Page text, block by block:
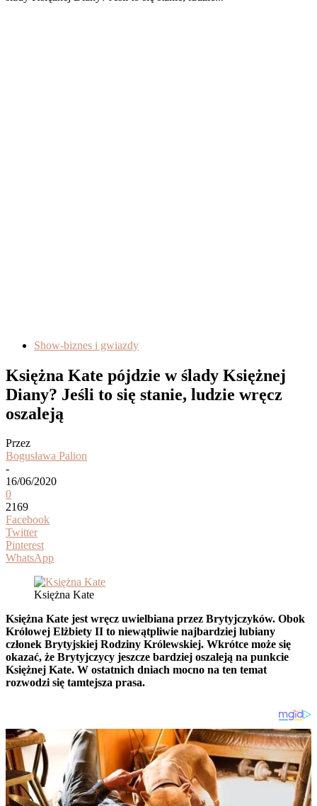
Show-biznes i gwiazdy
Księżna Kate pójdzie w ślady Księżnej
Diany? Jeśli to się stanie, ludzie wręcz
oszaleją
Przez
Bogusława Palion
-
16/06/2020
0
2169
Facebook
Twitter
Pinterest
WhatsApp
Księżna Kate
Księżna Kate jest wręcz uwielbiana przez Brytyjczyków. Obok
Królowej Elżbiety II to niewątpliwie najbardziej lubiany
członek Brytyjskiej Rodziny Królewskiej. Wkrótce może się
okazać, że Brytyjczycy jeszcze bardziej oszaleją na punkcie
Księżnej Kate. W ostatnich dniach mocno na ten temat
rozwodzi się tamtejsza prasa.